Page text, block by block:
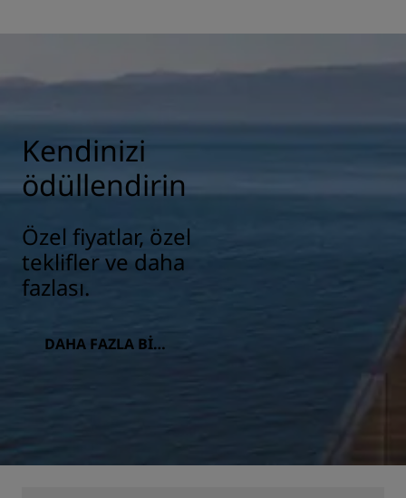
Kendinizi
ödüllendirin
Özel fiyatlar, özel
teklifler ve daha
fazlası.
DAHA FAZLA BILG